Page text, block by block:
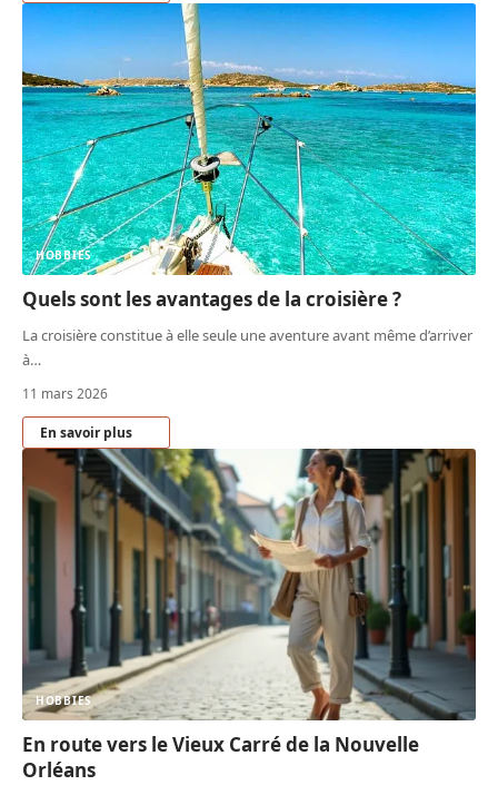
HOBBIES
Quels sont les avantages de la croisière ?
La croisière constitue à elle seule une aventure avant même d’arriver
à…
11 mars 2026
En savoir plus
HOBBIES
En route vers le Vieux Carré de la Nouvelle
Orléans